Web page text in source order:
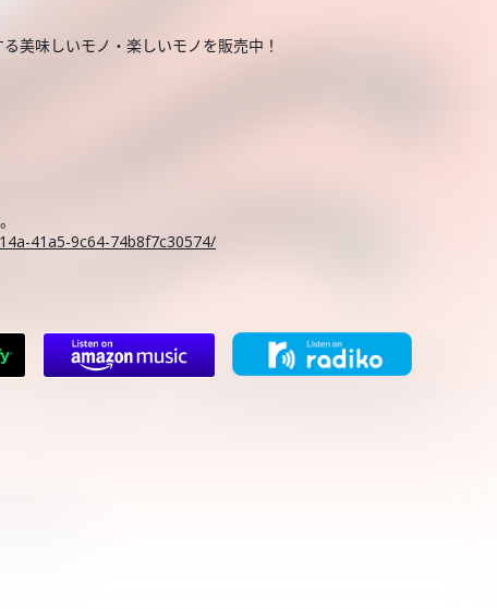
美味しいモノ・楽しいモノを販売中！
41a5-9c64-74b8f7c30574/